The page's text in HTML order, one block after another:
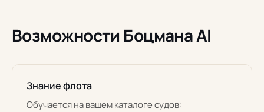
Возможности Боцмана AI
Знание флота
Обучается на вашем каталоге судов: